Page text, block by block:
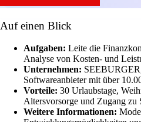
Auf einen Blick
Aufgaben: Leite die
Analyse von Kosten- und
Unternehmen:
Softwareanbieter mit über
Vorteile: 30 Urlaubstage,
Altersvorsorge und Zugang zu
Weitere Informationen: